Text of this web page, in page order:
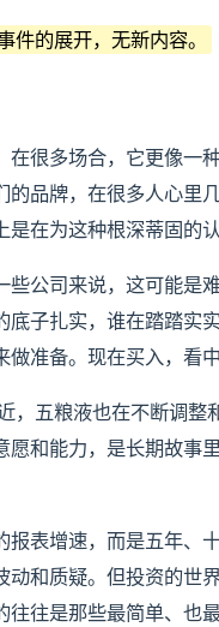
的展开，无新内容。
很多场合，它更像一
品牌，在很多人心里
在为这种根深蒂固的认
公司来说，这可能是
子扎实，谁在踏踏实
准备。现在买入，看
五粮液也在不断调整
和能力，是长期故事
表增速，而是五年、
和质疑。但投资的世
往是那些最简单、也